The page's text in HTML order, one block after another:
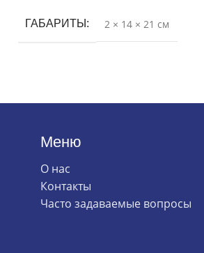
ГАБАРИТЫ 2 × 14 × 21 см
Меню
О нас
Контакты
Часто задаваемые вопросы